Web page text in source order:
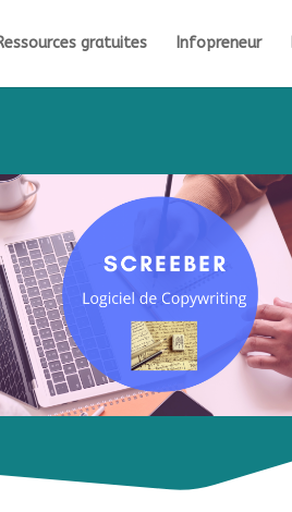
gratuites Infopreneur